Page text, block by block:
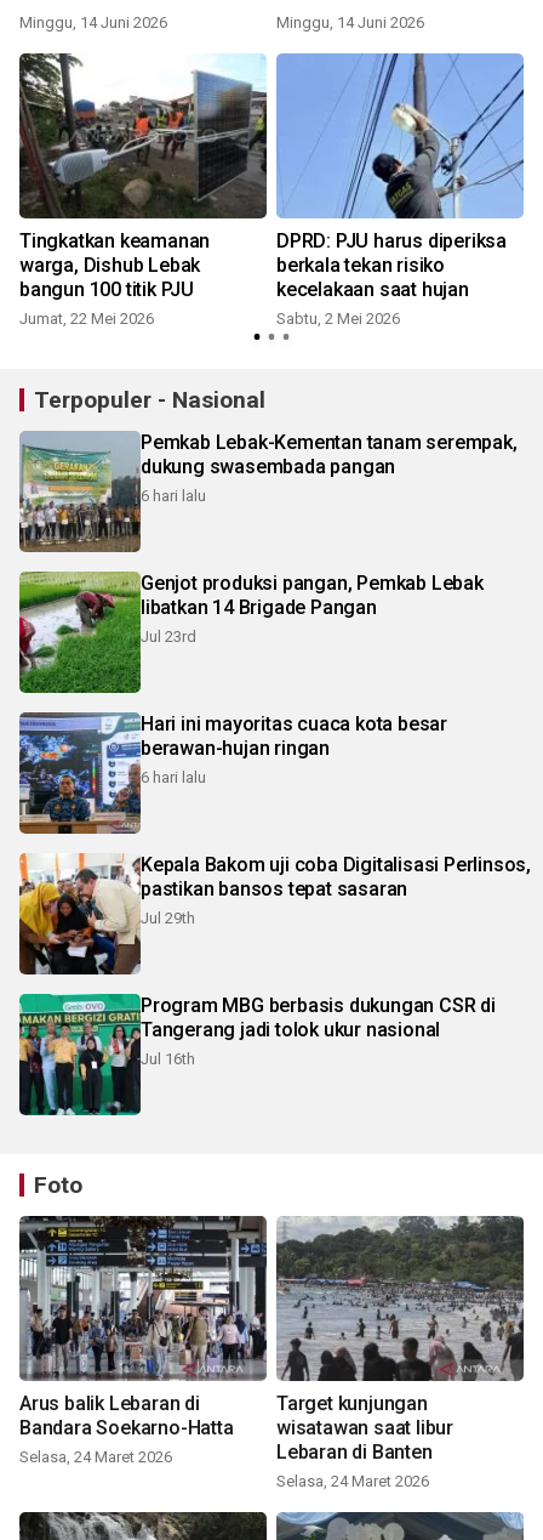
Minggu, 14 Juni 2026 Minggu, 14 Juni 2026
Tingkatkan keamanan
warga, Dishub Lebak
bangun 100 titik PJU
Jumat, 22 Mei 2026
DPRD: PJU harus diperiksa
berkala tekan risiko
kecelakaan saat hujan
Sabtu, 2 Mei 2026
Terpopuler - Nasional
Pemkab Lebak-Kementan tanam serempak,
dukung swasembada pangan
6 hari lalu
Genjot produksi pangan, Pemkab Lebak
libatkan 14 Brigade Pangan
Jul 23rd
Hari ini mayoritas cuaca kota besar
berawan-hujan ringan
6 hari lalu
Kepala Bakom uji coba Digitalisasi Perlinsos,
pastikan bansos tepat sasaran
Jul 29th
Program MBG berbasis dukungan CSR di
Tangerang jadi tolok ukur nasional
Jul 16th
Foto
Arus balik Lebaran di
Bandara Soekarno-Hatta
Selasa, 24 Maret 2026
Target kunjungan
wisatawan saat libur
Lebaran di Banten
Selasa, 24 Maret 2026